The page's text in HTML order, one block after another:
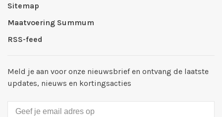
Sitemap
Maatvoering Summum
RSS-feed
Meld je aan voor onze nieuwsbrief en ontvang de laatste
updates, nieuws en kortingsacties